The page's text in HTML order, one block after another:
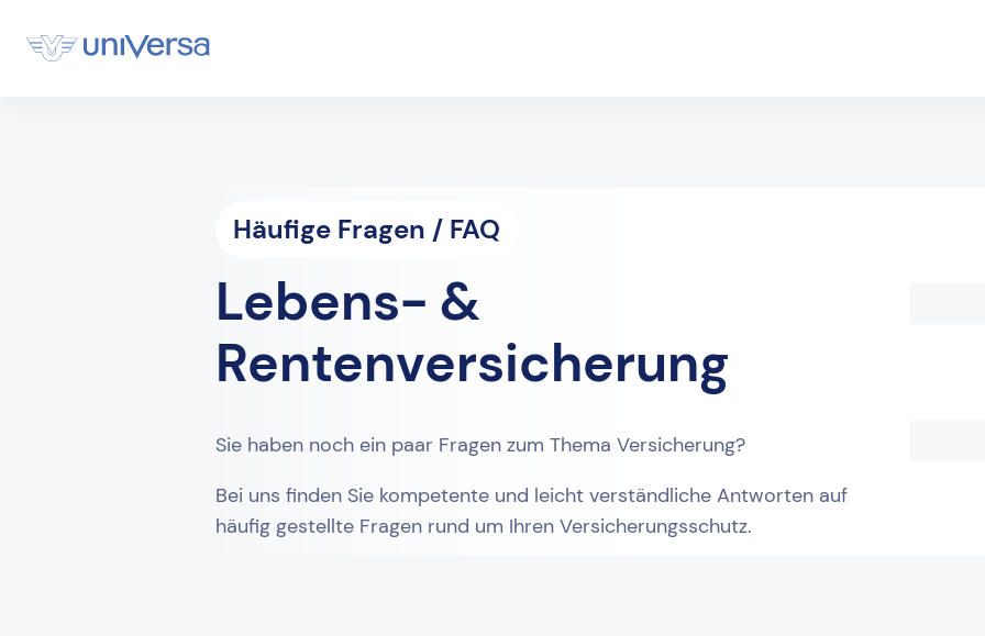
Häufige Fragen / FAQ
Lebens- &
Rentenversicherung
Sie haben noch ein paar Fragen zum Thema Versicherung?
Bei uns finden Sie kompetente und leicht verständliche Antworten auf
häufig gestellte Fragen rund um Ihren Versicherungsschutz.